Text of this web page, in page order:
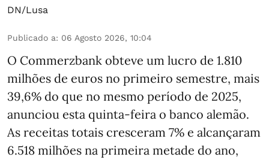
DN/Lusa
Publicado a: 06 Agosto 2026, 10:04
O Commerzbank obteve um lucro de 1.810
milhões de euros no primeiro semestre, mais
39,6% do que no mesmo período de 2025,
anunciou esta quinta-feira o banco alemão.
As receitas totais cresceram 7% e alcançaram
6.518 milhões na primeira metade do ano,